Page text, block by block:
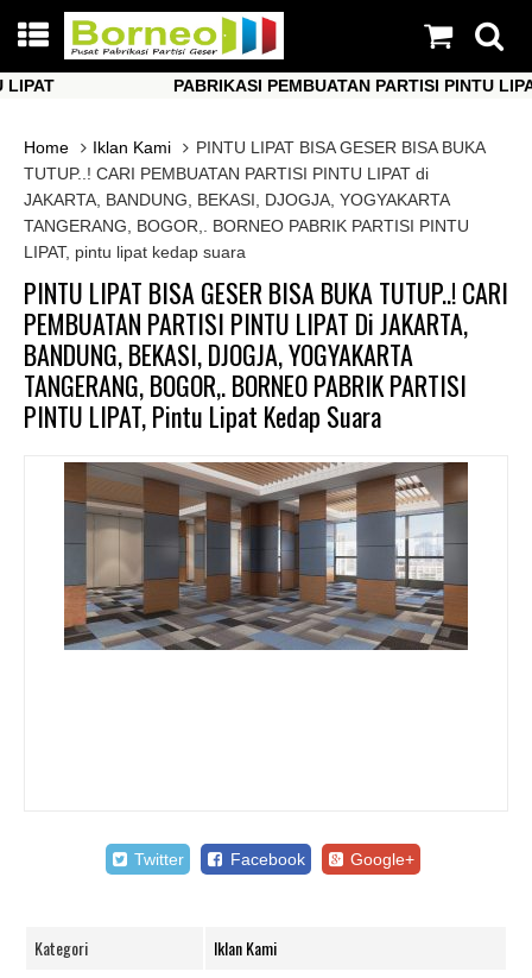
PABRIKASI PEMBUATAN PARTISI PINTU LIPAT
Home
Iklan Kami
PINTU LIPAT BISA GESER BISA BUKA
TUTUP..! CARI PEMBUATAN PARTISI PINTU LIPAT di
JAKARTA, BANDUNG, BEKASI, DJOGJA, YOGYAKARTA
TANGERANG, BOGOR,. BORNEO PABRIK PARTISI PINTU
LIPAT, pintu lipat kedap suara
PINTU LIPAT BISA GESER BISA BUKA TUTUP..! CARI
PEMBUATAN PARTISI PINTU LIPAT Di JAKARTA,
BANDUNG, BEKASI, DJOGJA, YOGYAKARTA
TANGERANG, BOGOR,. BORNEO PABRIK PARTISI
PINTU LIPAT, Pintu Lipat Kedap Suara
Twitter Facebook Google+
Kategori
Iklan Kami